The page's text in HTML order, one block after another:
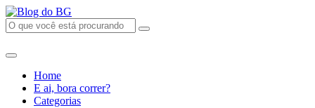
Home
E ai, bora correr?
Categorias